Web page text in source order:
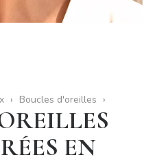
Boucles d'oreilles
EN